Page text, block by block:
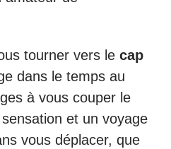
tourner vers le cap
dans le temps au
à vous couper le
et un voyage
vous déplacer, que